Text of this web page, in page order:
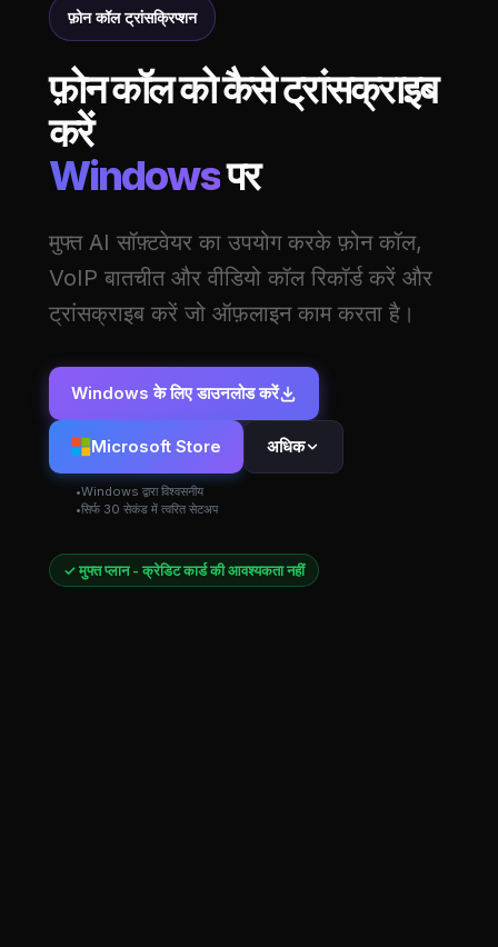
फ़ोन कॉल ट्रांसक्रिप्शन
फ़ोन कॉल को कैसे ट्रांसक्राइब
करें
Windowsपर
मुफ्त AI सॉफ़्टवेयर का उपयोग करके फ़ोन कॉल,
VoIP बातचीत और वीडियो कॉल रिकॉर्ड करें और
ट्रांसक्राइब करें जो ऑफ़लाइन काम करता है।
Windows के लिए डाउनलोड करें
Microsoft Store
Windows द्वारा विश्वसनीय
सिर्फ 30 सेकंड में त्वरित सेटअप
अधिक
✓ मुफ्त प्लान - क्रेडिट कार्ड की आवश्यकता नहीं